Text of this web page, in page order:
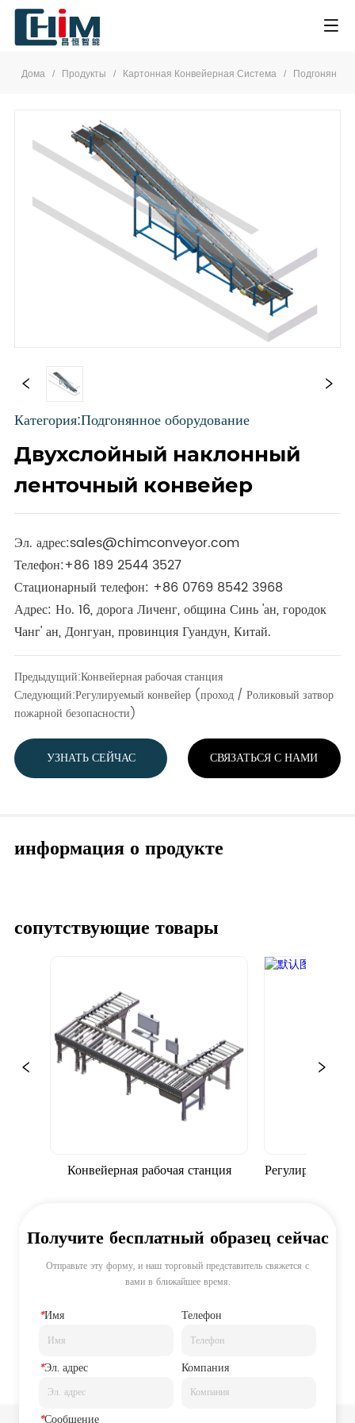
Дома / Продукты / Картонная Конвейерная Система /
Категория:Подгонянное оборудование
Двухслойный наклонный
ленточный конвейер
Эл. адрес:sales@chimconveyor.com
Телефон:+86 189 2544 3527
Стационарный телефон: +86 0769 8542 3968
Адрес: Но. 16, дорога Личенг, община Синь 'ан, городок
Чанг' ан, Донгуан, провинция Гуандун, Китай.
Предыдущий:Конвейерная рабочая станция
Следующий:Регулируемый конвейер (проход / Роликовый затвор
пожарной безопасности)
УЗНАТЬ СЕЙЧАС СВЯЗАТЬСЯ С НАМИ
информация о продукте
сопутствующие товары
Конвейерная рабочая станция Регулируемый
Получите бесплатный образец сейчас
Отправьте эту форму, и наш торговый представитель свяжется с
вами в ближайшее время.
*Имя Телефон
*Эл. адрес Компания